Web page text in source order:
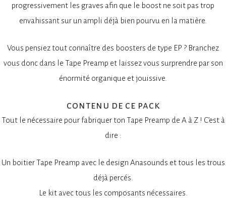
progressivement les graves afin que le boost ne soit pas trop
envahissant sur un ampli déjà bien pourvu en la matière.
Vous pensiez tout connaître des boosters de type EP ? Branchez
vous donc dans le Tape Preamp et laissez vous surprendre par son
énormité organique et jouissive.
contenu de ce pack
Tout le nécessaire pour fabriquer ton Tape Preamp de A à Z ! C’est à
dire :
Un boitier Tape Preamp avec le design Anasounds et tous les trous
déjà percés.
Le kit avec tous les composants nécessaires.